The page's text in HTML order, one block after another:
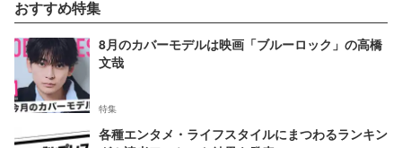
おすすめ特集
8月のカバーモデルは映画「ブルーロック」の高橋
文哉
特集
各種エンタメ・ライフスタイルにまつわるランキン